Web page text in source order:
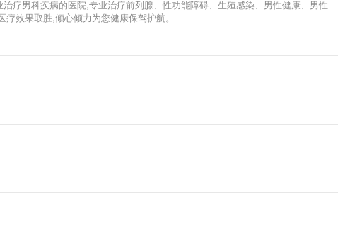
疗男科疾病的医院,专业治疗前列腺、性功能障碍、生殖感染、男性健康、男性
效果取胜,倾心倾力为您健康保驾护航。